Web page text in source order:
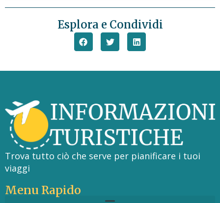
Esplora e Condividi
Trova tutto ciò che serve per pianificare i tuoi
viaggi
Menu Rapido